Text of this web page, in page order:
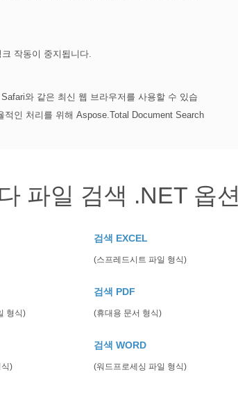
작동이 중지됩니다.
와 같은 최신 웹 브라우저를 사용할 수 있습
인 처리를 위해 Aspose.Total Document Search
파일 검색 .NET 옵션
검색 EXCEL
(스프레드시트 파일 형식)
형식)
검색 PDF
(휴대용 문서 형식)
)
검색 WORD
(워드프로세싱 파일 형식)